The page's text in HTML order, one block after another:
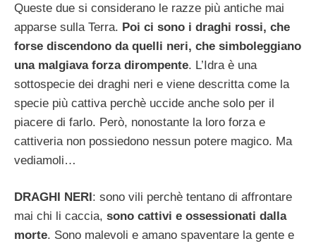
Queste due si considerano le razze più antiche mai
apparse sulla Terra. Poi ci sono i draghi rossi, che
forse discendono da quelli neri, che simboleggiano
una malgiava forza dirompente. L’Idra è una
sottospecie dei draghi neri e viene descritta come la
specie più cattiva perchè uccide anche solo per il
piacere di farlo. Però, nonostante la loro forza e
cattiveria non possiedono nessun potere magico. Ma
vediamoli…
DRAGHI NERI : sono vili perchè tentano di affrontare
mai chi li caccia, sono cattivi e ossessionati dalla
morte. Sono malevoli e amano spaventare la gente e